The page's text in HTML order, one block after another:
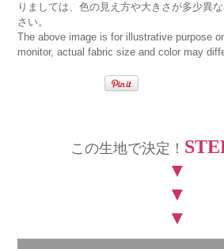
りましては、色の見え方や大きさが多少異
さい。
The above image is for illustrative purpose
monitor, actual fabric size and color may
この生地で決定！
▼
▼
▼